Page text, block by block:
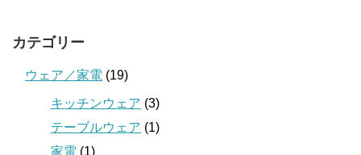
カテゴリー
ウェア／家電 (19)
キッチンウェア (3)
テーブルウェア (1)
家電 (1)